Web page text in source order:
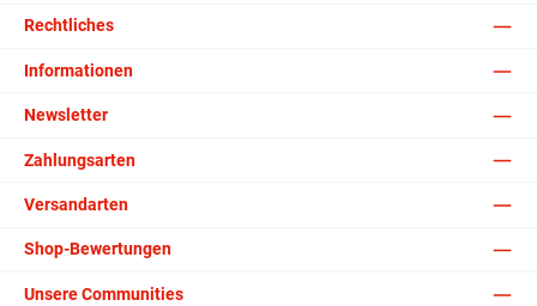
Rechtliches
Informationen
Newsletter
Zahlungsarten
Versandarten
Shop-Bewertungen
Unsere Communities